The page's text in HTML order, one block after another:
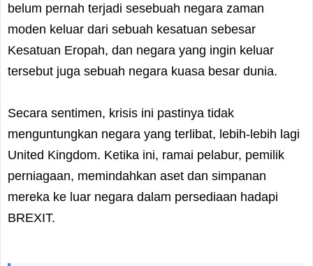
belum pernah terjadi sesebuah negara zaman
moden keluar dari sebuah kesatuan sebesar
Kesatuan Eropah, dan negara yang ingin keluar
tersebut juga sebuah negara kuasa besar dunia.
Secara sentimen, krisis ini pastinya tidak
menguntungkan negara yang terlibat, lebih-lebih lagi
United Kingdom. Ketika ini, ramai pelabur, pemilik
perniagaan, memindahkan aset dan simpanan
mereka ke luar negara dalam persediaan hadapi
BREXIT.